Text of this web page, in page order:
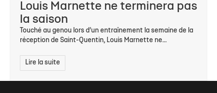
Louis Marnette ne terminera pas
la saison
Touché au genou lors d’un entraînement la semaine de la
réception de Saint-Quentin, Louis Marnette ne...
Lire la suite